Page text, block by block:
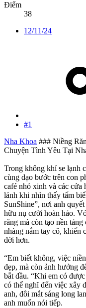
Điểm
38
12/11/24
#1
Nha Khoa ### Niềng
Chuyện Tình Yêu Tại
Trong không khí se lạnh
cùng dạo bước trên con
café nhỏ xinh và các cửa
lánh khi nhìn thấy tấm
SunShine”, nơi anh
hữu nụ cười hoàn hảo.
răng mà còn tạo nền
nhàng nắm tay cô, khiến
đời hơn.
“Em biết không, việc
đẹp, mà còn ảnh hưởng
bắt đầu. “Khi em có
có thể nghĩ đến việc xây
anh, đôi mắt sáng long
anh muốn nói tiếp.